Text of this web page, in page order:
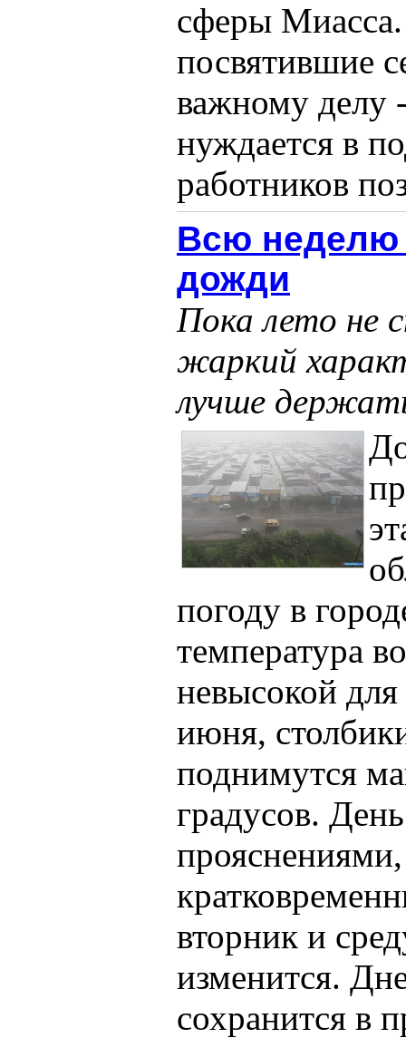
сферы
посвятившие
важному делу
нуждается в
работников
Всю неделю
дожди
Пока лето не
жаркий
лучше
погоду в
температура
невысокой
июня,
поднимутся
градусов.
вторник и
изменится.
сохранится в